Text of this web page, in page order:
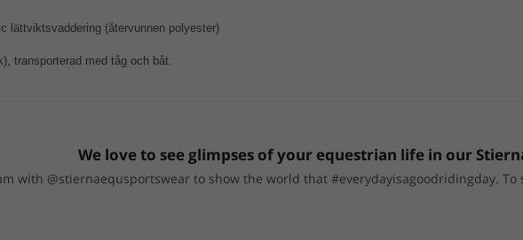
(återvunnen polyester)
transporterad med tåg och båt.
We love to see glimpses of your equestrian life in our
with @stiernaequsportswear to show the world that #everydayisagoodridingday.